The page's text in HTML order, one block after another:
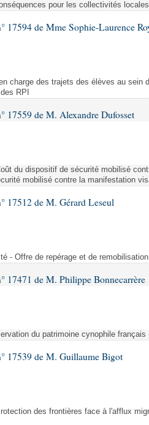
pour les collectivités locales
17594 de Mme Sophie-Laurence
charge des trajets des élèves au sein
RPI
17559 de M. Alexandre Dufosset
du dispositif de sécurité mobilisé
mobilisé contre la manifestation
17512 de M. Gérard Leseul
- Offre de repérage et de
17471 de M. Philippe Bonnecarrère
du patrimoine cynophile
17539 de M. Guillaume Bigot
des frontières face à l'afflux